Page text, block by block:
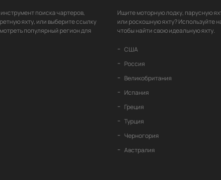
поиска чартеров,
яхту, или выберите ссылку
популярный регион для
Ищите моторную лодку, парусную
или роскошную яхту? Используйте
чтобы найти свою идеальную яхту.
США
Россия
Великобритания
Испания
Греция
Турция
Черногория
Австралия